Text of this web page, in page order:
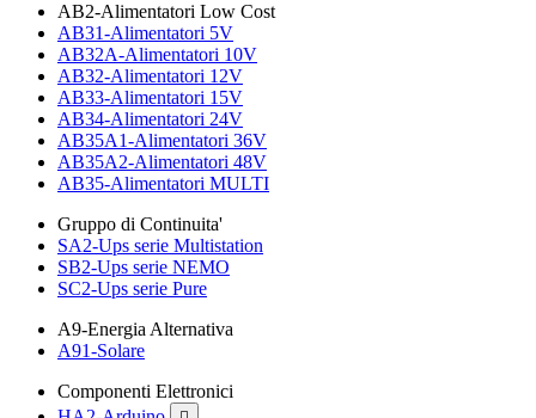
AB2-Alimentatori Low Cost
AB31-Alimentatori 5V
AB32A-Alimentatori 10V
AB32-Alimentatori 12V
AB33-Alimentatori 15V
AB34-Alimentatori 24V
AB35A1-Alimentatori 36V
AB35A2-Alimentatori 48V
AB35-Alimentatori MULTI
Gruppo di Continuita'
SA2-Ups serie Multistation
SB2-Ups serie NEMO
SC2-Ups serie Pure
A9-Energia Alternativa
A91-Solare
Componenti Elettronici